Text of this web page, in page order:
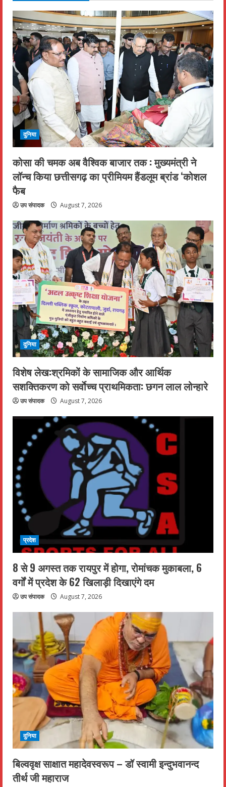
दुनिया
कोसा की चमक अब वैश्विक बाजार तक : मुख्यमंत्री ने
लॉन्च किया छत्तीसगढ़ का प्रीमियम हैंडलूम ब्रांड ‘कोशल
फैब
उप संपादक August 7, 2026
दुनिया
विशेष लेख:श्रमिकों के सामाजिक और आर्थिक
सशक्तिकरण को सर्वाेच्च प्राथमिकता: छगन लाल लोन्हारे
उप संपादक August 7, 2026
प्रदेश
8 से 9 अगस्त तक रायपुर में होगा, रोमांचक मुकाबला, 6
वर्गों में प्रदेश के 62 खिलाड़ी दिखाएंगे दम
उप संपादक August 7, 2026
दुनिया
बिल्ववृक्ष साक्षात महादेवस्वरूप – डॉ स्वामी इन्दुभवानन्द
तीर्थ जी महाराज